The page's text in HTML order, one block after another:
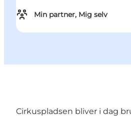
Min partner, Mig selv
Cirkuspladsen bliver i dag